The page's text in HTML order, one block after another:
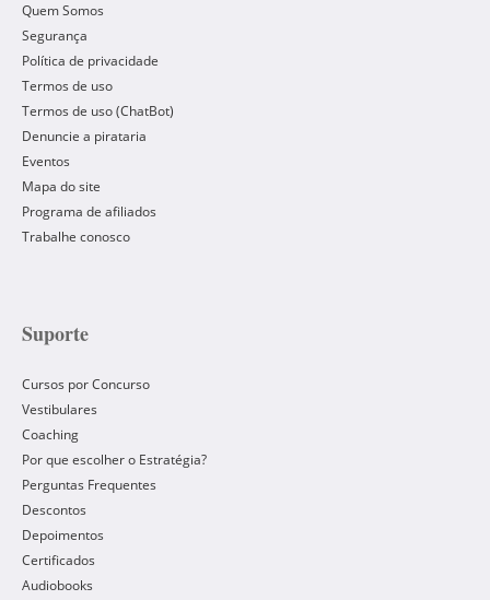
Quem Somos
Segurança
Política de privacidade
Termos de uso
Termos de uso (ChatBot)
Denuncie a pirataria
Eventos
Mapa do site
Programa de afiliados
Trabalhe conosco
Suporte
Cursos por Concurso
Vestibulares
Coaching
Por que escolher o Estratégia?
Perguntas Frequentes
Descontos
Depoimentos
Certificados
Audiobooks